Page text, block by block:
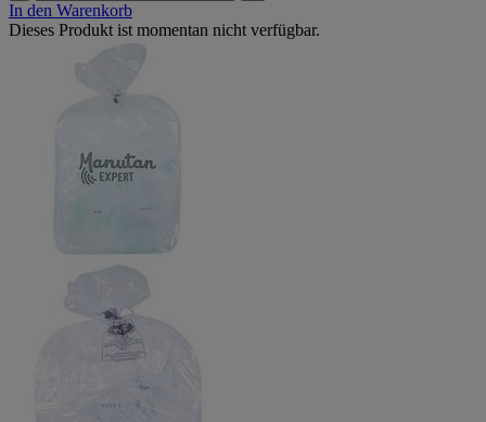
In den Warenkorb
Dieses Produkt ist momentan nicht verfügbar.